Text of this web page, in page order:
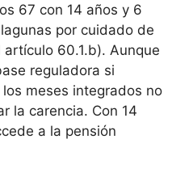
67 con 14 años y 6
por cuidado de
60.1.b). Aunque
reguladora si
meses integrados no
la carencia. Con 14
a la pensión